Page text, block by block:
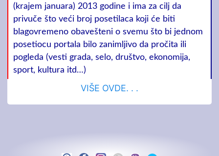
(krajem januara) 2013 godine i ima za cilj da
privuče što veći broj posetilaca koji će biti
blagovremeno obavešteni o svemu što bi jednom
posetiocu portala bilo zanimljivo da pročita ili
pogleda (vesti grada, selo, društvo, ekonomija,
sport, kultura itd…)
VIŠE OVDE. . .